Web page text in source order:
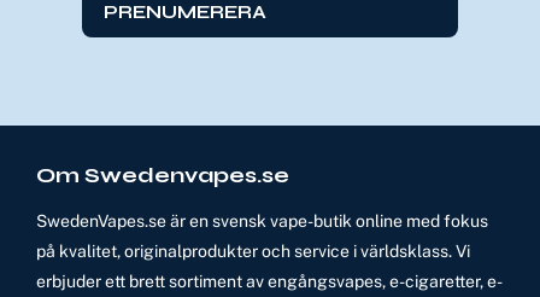
PRENUMERERA
Om Swedenvapes.se
SwedenVapes.se är en svensk vape-butik online med fokus
på kvalitet, originalprodukter och service i världsklass. Vi
erbjuder ett brett sortiment av engångsvapes, e-cigaretter, e-